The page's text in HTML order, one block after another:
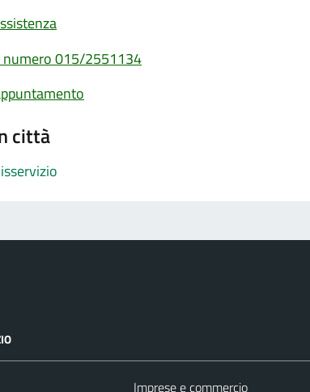
numero 015/2551134
città
Imprese e commercio